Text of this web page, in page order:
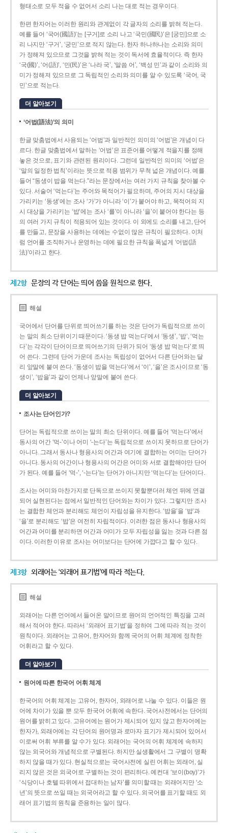
형태소로 모두 적을 수 없어서 소리 나는 대로 적는 경우이다.
한편 한자어는 이러한 원리와 관계없이 각 글자의 소리를 밝혀 적는다.
예를 들어 ‘국어(國語)’는 [구거]로 소리 나고 ‘국민(國民)’은 [궁민]으로 소
리 나지만 ‘구거’, ‘궁민’으로 적지 않는다. 한자 하나하나는 소리와 의미
가 정해져 있으므로 그것을 밝혀 적는 것이 독서에 효율적이다. 즉 한자
‘국(國)’, ‘어(語)’, ‘민(民)’은 ‘나라 국’, ‘말씀 어’, ‘백성 민’과 같이 소리와 의
미가 정해져 있으므로 그 독립적인 소리와 의미를 알 수 있도록 ‘국어, 국
민’으로 적는다.
더 알아보기
‘어법(語法)’의 의미
한글 맞춤법에서 사용되는 ‘어법’과 일반적인 의미의 ‘어법’은 개념이 다
르다. 한글 맞춤법에서 말하는 ‘어법’은 표준어를 어떻게 적을지를 정해
놓은 것으로, 표기와 관련된 원리이다. 그런데 일반적인 의미의 ‘어법’은
‘말의 일정한 법칙’이라는 뜻으로 적용 범위가 무척 넓은 개념이다. 예를
들어 “동생이 밥을 먹는다.”라는 문장에서는 여러 가지 규칙을 찾아볼 수
있다. 서술어 ‘먹는다’는 주어와 목적어가 필요하며, 주어의 지시 대상을
가리키는 ‘동생’에는 조사 ‘가’가 아니라 ‘이’가 붙어야 하고, 목적어의 지
시 대상을 가리키는 ‘밥’에는 조사 ‘를’이 아니라 ‘을’이 붙어야 한다는 등
의 여러 가지 규칙이 적용되어 있는 것이다. 이 외에도 소리를 내고, 단어
를 만들고, 문장을 사용하는 데에는 수없이 많은 규칙이 필요하다. 이처
럼 언어를 조직하거나 운영하는 데에 필요한 규칙을 폭넓게 ‘어법(語
法)’이라고 한다.
제2항 문장의 각 단어는 띄어 씀을 원칙으로 한다.
해설
국어에서 단어를 단위로 띄어쓰기를 하는 것은 단어가 독립적으로 쓰이
는 말의 최소 단위이기 때문이다. ‘동생 밥 먹는다’에서 ‘동생’, ‘밥’, ‘먹는
다’는 각각이 단어이므로 띄어쓰기의 단위가 되어 ‘동생 밥 먹는다’로 띄
어 쓴다. 그런데 단어 가운데 조사는 독립성이 없어서 다른 단어와는 달
리 앞말에 붙여 쓴다. ‘동생이 밥을 먹는다’에서 ‘이’, ‘을’은 조사이므로 ‘동
생이’, ‘밥을’과 같이 언제나 앞말에 붙여 쓴다.
더 알아보기
조사는 단어인가?
단어는 독립적으로 쓰이는 말의 최소 단위이다. 예를 들어 ‘먹는다’에서
동사의 어간 ‘먹-­’이나 어미 ‘­-는다’는 독립적으로 쓰이지 못하므로 단어가
아니다. 그래서 동사나 형용사의 어간과 여기에 결합하는 어미는 단어가
아니다. 동사의 어간이나 형용사의 어간은 어미와 서로 결합해야만 단어
가 된다. 예를 들어 ‘먹-’, ‘-는다’는 단어가 아니지만 ‘먹는다’는 단어이다.
조사는 어미와 마찬가지로 단독으로 쓰이지 못할뿐더러 체언 뒤에 연결
되어 실현된다는 점에서 일반적인 단어와는 차이가 있다. 그렇지만 조사
는 결합한 체언과 분리해도 체언이 자립성을 유지한다. ‘밥을’을 ‘밥’과
‘을’로 분리해도 ‘밥’은 여전히 자립적이다. 이러한 점은 동사나 형용사의
어간과 어미를 분리하면 어간과 어미가 모두 자립성을 잃는 것과 다른 점
이다. 이러한 이유로 조사는 어미보다는 단어에 가깝다고 할 수 있다.
제3항 외래어는 ‘외래어 표기법’에 따라 적는다.
해설
외래어는 다른 언어에서 들어온 말이므로 원어의 언어적인 특징을 고려
해서 적어야 한다. 따라서 ‘외래어 표기법’을 정하여 그에 따라 적는 것이
원칙이다. 외래어는 고유어, 한자어와 함께 국어의 어휘 체계에 정착한
어휘라고 할 수 있다.
더 알아보기
원어에 따른 한국어 어휘 체계
한국어의 어휘 체계는 고유어, 한자어, 외래어로 나눌 수 있다. 이들은 원
어에 차이가 있을 뿐 모두 한국어 어휘에 속한다. 국어사전에서는 단어의
원어를 밝히고 있다. 고유어에는 원어가 제시되어 있지 않고 한자어에는
한자가, 외래어에는 각 단어의 원어명과 로마자 표기가 제시되어 있어서
이로써 어휘 부류를 알 수가 있다. 외래어는 국어의 어휘 체계에 속하지
않는 외국어와 개념적으로 구별된다. 하지만 실생활에서 그 구별이 명확
하지 않을 때가 있다. 현실적으로는 국어사전에 실린 어휘는 외래어, 실
리지 않은 것은 외국어로 구별하는 것이 편리하다. 예컨대 ‘보이(boy)’가
‘식당이나 호텔 따위에서 접대하는 남자’를 의미할 때는 외래어지만 ‘소
년’의 뜻으로 쓰일 때는 외국어라고 할 수 있다. 외국어를 표기할 때도 외
래어 표기법의 원칙을 준용하는 일이 많다.